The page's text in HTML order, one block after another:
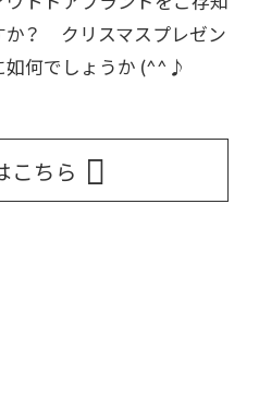
か？ クリスマスプレゼン
如何でしょうか (^^♪
こちら